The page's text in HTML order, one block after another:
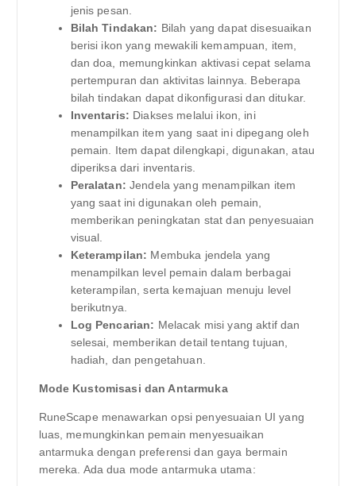
jenis pesan.
Bilah Tindakan: Bilah yang dapat disesuaikan
berisi ikon yang mewakili kemampuan, item,
dan doa, memungkinkan aktivasi cepat selama
pertempuran dan aktivitas lainnya. Beberapa
bilah tindakan dapat dikonfigurasi dan ditukar.
Inventaris: Diakses melalui ikon, ini
menampilkan item yang saat ini dipegang oleh
pemain. Item dapat dilengkapi, digunakan, atau
diperiksa dari inventaris.
Peralatan: Jendela yang menampilkan item
yang saat ini digunakan oleh pemain,
memberikan peningkatan stat dan penyesuaian
visual.
Keterampilan: Membuka jendela yang
menampilkan level pemain dalam berbagai
keterampilan, serta kemajuan menuju level
berikutnya.
Log Pencarian: Melacak misi yang aktif dan
selesai, memberikan detail tentang tujuan,
hadiah, dan pengetahuan.
Mode Kustomisasi dan Antarmuka
RuneScape menawarkan opsi penyesuaian UI yang
luas, memungkinkan pemain menyesuaikan
antarmuka dengan preferensi dan gaya bermain
mereka. Ada dua mode antarmuka utama: